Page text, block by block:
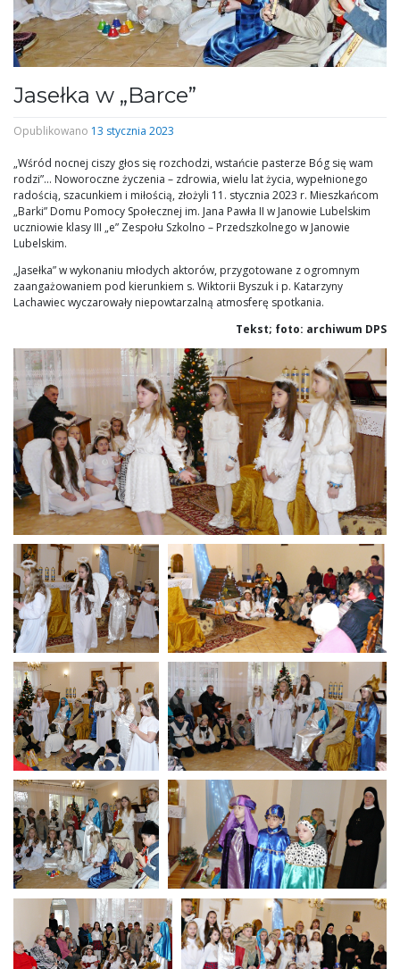
Jasełka w „Barce”
Opublikowano 13 stycznia 2023
„Wśród nocnej ciszy głos się rozchodzi, wstańcie pasterze Bóg się wam
rodzi”… Noworoczne życzenia – zdrowia, wielu lat życia, wypełnionego
radością, szacunkiem i miłością, złożyli 11. stycznia 2023 r. Mieszkańcom
„Barki” Domu Pomocy Społecznej im. Jana Pawła II w Janowie Lubelskim
uczniowie klasy III „e” Zespołu Szkolno – Przedszkolnego w Janowie
Lubelskim.
„Jasełka” w wykonaniu młodych aktorów, przygotowane z ogromnym
zaangażowaniem pod kierunkiem s. Wiktorii Byszuk i p. Katarzyny
Lachawiec wyczarowały niepowtarzalną atmosferę spotkania.
Tekst; foto: archiwum DPS